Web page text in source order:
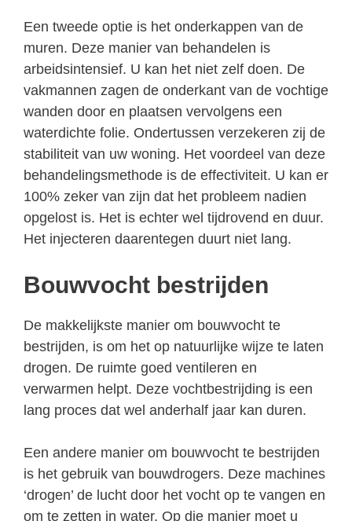
Een tweede optie is het onderkappen van de
muren. Deze manier van behandelen is
arbeidsintensief. U kan het niet zelf doen. De
vakmannen zagen de onderkant van de vochtige
wanden door en plaatsen vervolgens een
waterdichte folie. Ondertussen verzekeren zij de
stabiliteit van uw woning. Het voordeel van deze
behandelingsmethode is de effectiviteit. U kan er
100% zeker van zijn dat het probleem nadien
opgelost is. Het is echter wel tijdrovend en duur.
Het injecteren daarentegen duurt niet lang.
Bouwvocht bestrijden
De makkelijkste manier om bouwvocht te
bestrijden, is om het op natuurlijke wijze te laten
drogen. De ruimte goed ventileren en
verwarmen helpt. Deze vochtbestrijding is een
lang proces dat wel anderhalf jaar kan duren.
Een andere manier om bouwvocht te bestrijden
is het gebruik van bouwdrogers. Deze machines
‘drogen’ de lucht door het vocht op te vangen en
om te zetten in water. Op die manier moet u